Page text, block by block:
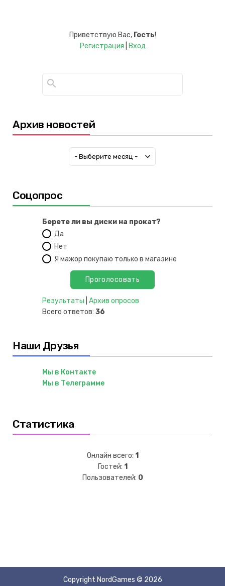
Приветствую Вас, Гость!
Регистрация
Вход
Архив новостей
Соцопрос
Берете ли вы диски на прокат?
Да
Нет
Я мажор покупаю только в магазине
Результаты Архив опросов
Всего ответов: 36
Наши Друзья
Мы в Контакте
Мы в Телеграмме
Статистика
Онлайн всего: 1
Гостей: 1
Пользователей: 0
Copyright NordGames © 2026